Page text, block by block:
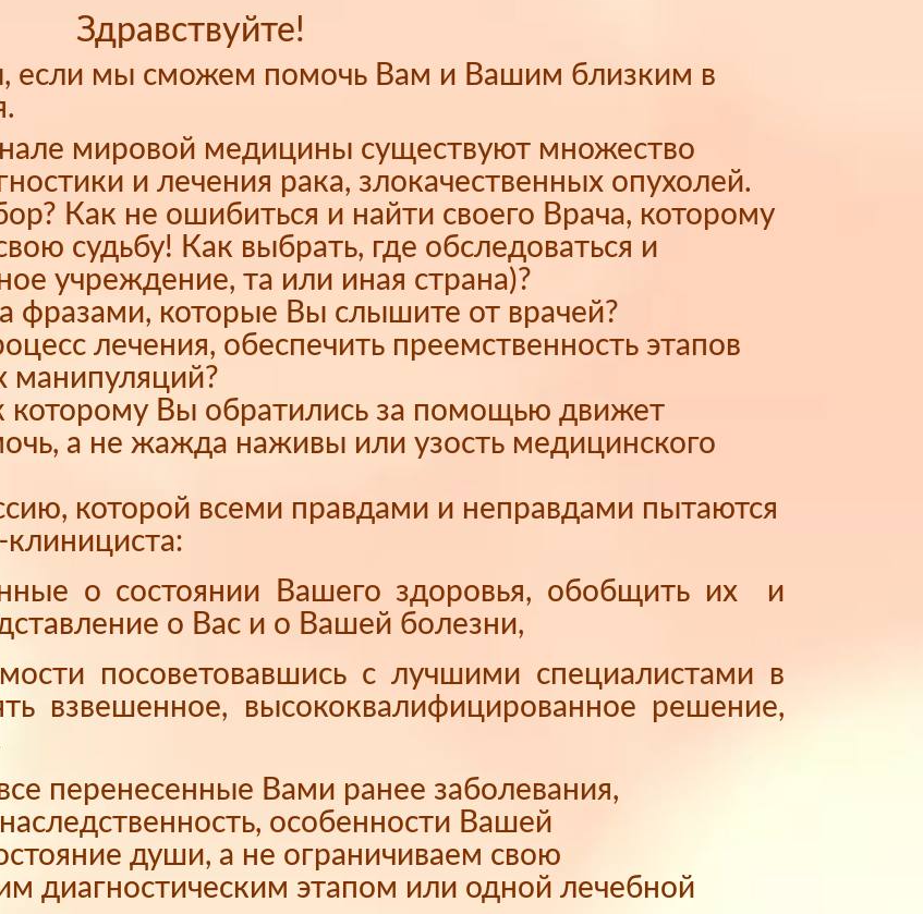
Здравствуйте!
если мы сможем помочь Вам и Вашим близким в
мировой медицины существуют множество
и лечения рака, злокачественных опухолей.
Как не ошибиться и найти своего Врача, которому
судьбу! Как выбрать, где обследоваться и
учреждение, та или иная страна)?
фразами, которые Вы слышите от врачей?
лечения, обеспечить преемственность этапов
манипуляций?
которому Вы обратились за помощью движет
а не жажда наживы или узость медицинского
которой всеми правдами и неправдами пытаются
о состоянии Вашего здоровья, обобщить их и
о Вас и о Вашей болезни,
посоветовавшись с лучшими специалистами в
взвешенное, высококвалифицированное решение,
перенесенные Вами ранее заболевания,
особенности Вашей
души, а не ограничиваем свою
диагностическим этапом или одной лечебной